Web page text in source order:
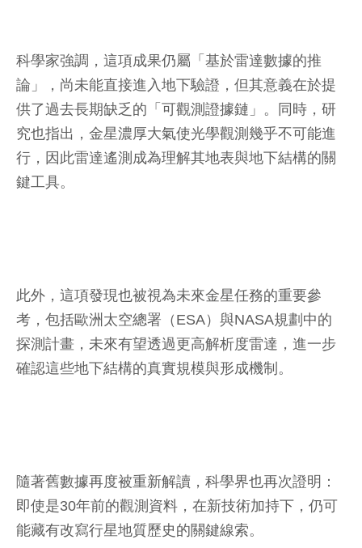
科學家強調，這項成果仍屬「基於雷達數據的推
論」，尚未能直接進入地下驗證，但其意義在於提
供了過去長期缺乏的「可觀測證據鏈」。同時，研
究也指出，金星濃厚大氣使光學觀測幾乎不可能進
行，因此雷達遙測成為理解其地表與地下結構的關
鍵工具。
此外，這項發現也被視為未來金星任務的重要參
考，包括歐洲太空總署（ESA）與NASA規劃中的
探測計畫，未來有望透過更高解析度雷達，進一步
確認這些地下結構的真實規模與形成機制。
隨著舊數據再度被重新解讀，科學界也再次證明：
即使是30年前的觀測資料，在新技術加持下，仍可
能藏有改寫行星地質歷史的關鍵線索。